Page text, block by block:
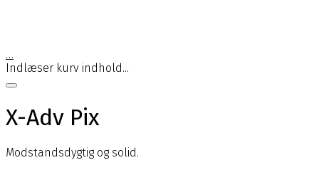
…
Indlæser kurv indhold...
X-Adv Pix
Modstandsdygtig og solid.